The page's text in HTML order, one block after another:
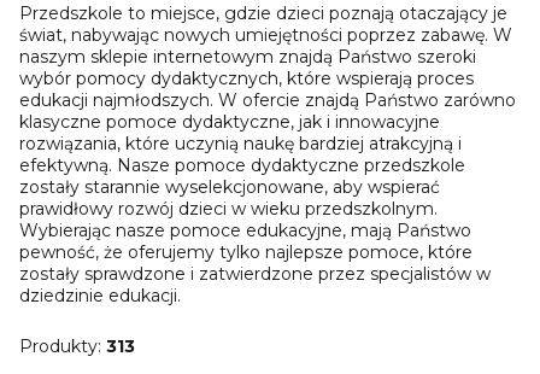
Przedszkole to miejsce, gdzie dzieci poznają otaczający je
świat, nabywając nowych umiejętności poprzez zabawę. W
naszym sklepie internetowym znajdą Państwo szeroki
wybór pomocy dydaktycznych, które wspierają proces
edukacji najmłodszych. W ofercie znajdą Państwo zarówno
klasyczne pomoce dydaktyczne, jak i innowacyjne
rozwiązania, które uczynią naukę bardziej atrakcyjną i
efektywną. Nasze pomoce dydaktyczne przedszkole
zostały starannie wyselekcjonowane, aby wspierać
prawidłowy rozwój dzieci w wieku przedszkolnym.
Wybierając nasze pomoce edukacyjne, mają Państwo
pewność, że oferujemy tylko najlepsze pomoce, które
zostały sprawdzone i zatwierdzone przez specjalistów w
dziedzinie edukacji.
Produkty: 313